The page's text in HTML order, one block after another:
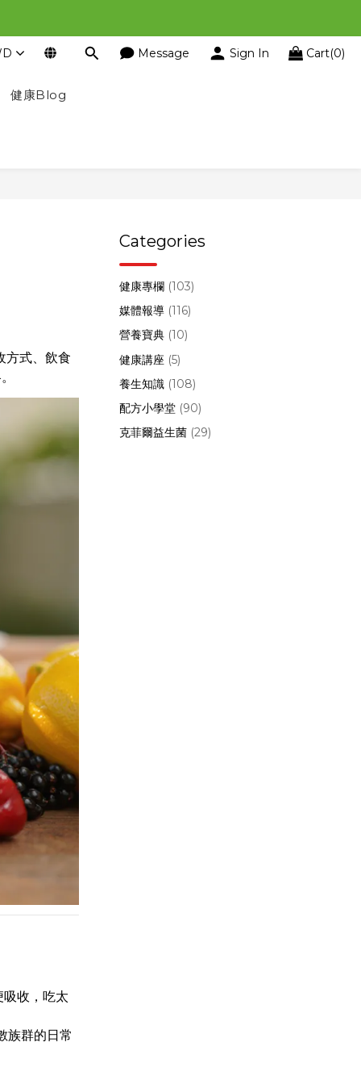
Message Sign In Cart(0)
健康Blog
方式、飲食
收，吃太
族群的日常
Categories
健康專欄 (103)
媒體報導 (116)
營養寶典 (10)
健康講座 (5)
養生知識 (108)
配方小學堂 (90)
克菲爾益生菌 (29)